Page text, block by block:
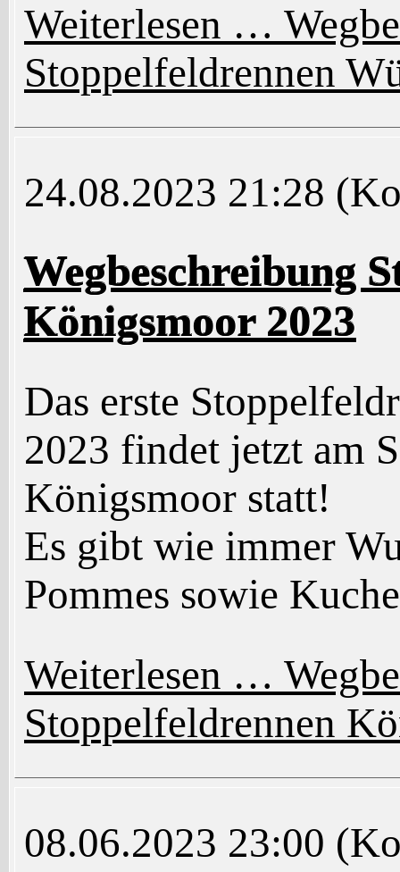
Weiterlesen …
Stoppelfeldrennen
24.08.2023 21:28
Wegbeschreibung
Königsmoor 2023
Das erste
2023 findet jetzt am
Königsmoor statt!
Es gibt wie immer
Pommes sowie
Weiterlesen …
Stoppelfeldrennen
08.06.2023 23:00